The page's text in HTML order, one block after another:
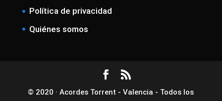
Política de privacidad
Quiénes somos
© 2020 · Acordes Torrent - Valencia - Todos los